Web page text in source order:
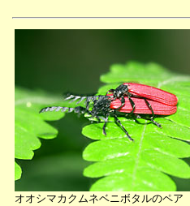
オオシマカクムネベニボタルのペア